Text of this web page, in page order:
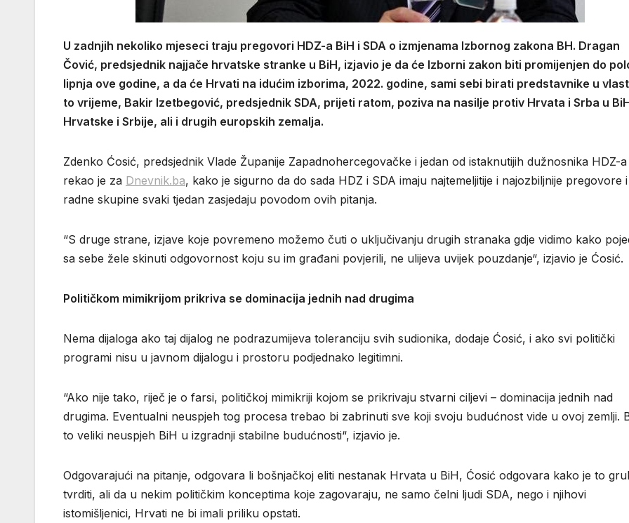
U zadnjih nekoliko mjeseci traju pregovori HDZ-a BiH i SDA o izmjenama Izbornog zakona BH. Dragan
Čović, predsjednik najjače hrvatske stranke u BiH, izjavio je da će Izborni zakon biti promijenjen do
lipnja ove godine, a da će Hrvati na idućim izborima, 2022. godine, sami sebi birati predstavnike u
to vrijeme, Bakir Izetbegović, predsjednik SDA, prijeti ratom, poziva na nasilje protiv Hrvata i Srba u
Hrvatske i Srbije, ali i drugih europskih zemalja.
Zdenko Ćosić, predsjednik Vlade Županije Zapadnohercegovačke i jedan od istaknutijih dužnosnika HDZ-
rekao je za Dnevnik.ba, kako je sigurno da do sada HDZ i SDA imaju najtemeljitije i najozbiljnije pregovore
radne skupine svaki tjedan zasjedaju povodom ovih pitanja.
“S druge strane, izjave koje povremeno možemo čuti o uključivanju drugih stranaka gdje vidimo kako
sa sebe žele skinuti odgovornost koju su im građani povjerili, ne ulijeva uvijek pouzdanje“, izjavio je Ćosić.
Političkom mimikrijom prikriva se dominacija jednih nad drugima
Nema dijaloga ako taj dijalog ne podrazumijeva toleranciju svih sudionika, dodaje Ćosić, i ako svi politički
programi nisu u javnom dijalogu i prostoru podjednako legitimni.
“Ako nije tako, riječ je o farsi, političkoj mimikriji kojom se prikrivaju stvarni ciljevi – dominacija jednih nad
drugima. Eventualni neuspjeh tog procesa trebao bi zabrinuti sve koji svoju budućnost vide u ovoj zemlji.
to veliki neuspjeh BiH u izgradnji stabilne budućnosti“, izjavio je.
Odgovarajući na pitanje, odgovara li bošnjačkoj eliti nestanak Hrvata u BiH, Ćosić odgovara kako je to
tvrditi, ali da u nekim političkim konceptima koje zagovaraju, ne samo čelni ljudi SDA, nego i njihovi
istomišljenici, Hrvati ne bi imali priliku opstati.